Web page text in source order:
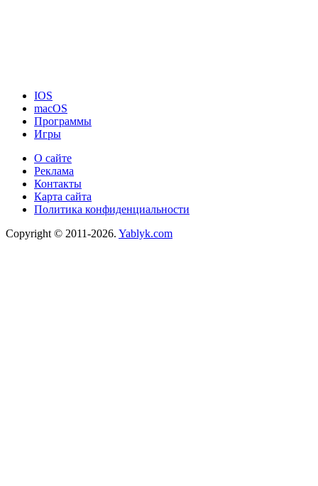
IOS
macOS
Программы
Игры
О сайте
Реклама
Контакты
Карта сайта
Политика конфиденциальности
Copyright © 2011-2026. Yablyk.сom